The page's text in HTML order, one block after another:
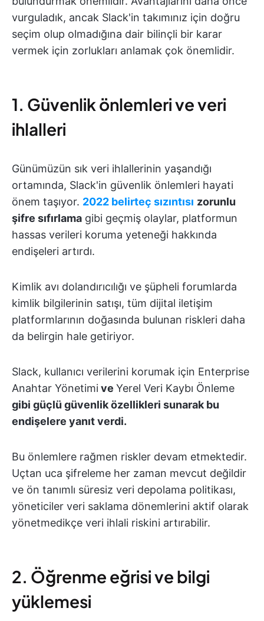
vurguladık, ancak Slack'in takımınız için doğru
seçim olup olmadığına dair bilinçli bir karar
vermek için zorlukları anlamak çok önemlidir.
1. Güvenlik önlemleri ve veri
ihlalleri
Günümüzün sık veri ihlallerinin yaşandığı
ortamında, Slack'in güvenlik önlemleri hayati
önem taşıyor. 2022 belirteç sızıntısı zorunlu
şifre sıfırlama gibi geçmiş olaylar, platformun
hassas verileri koruma yeteneği hakkında
endişeleri artırdı.
Kimlik avı dolandırıcılığı ve şüpheli forumlarda
kimlik bilgilerinin satışı, tüm dijital iletişim
platformlarının doğasında bulunan riskleri daha
da belirgin hale getiriyor.
Slack, kullanıcı verilerini korumak için Enterprise
Anahtar Yönetimi ve Yerel Veri Kaybı Önleme
gibi güçlü güvenlik özellikleri sunarak bu
endişelere yanıt verdi.
Bu önlemlere rağmen riskler devam etmektedir.
Uçtan uca şifreleme her zaman mevcut değildir
ve ön tanımlı süresiz veri depolama politikası,
yöneticiler veri saklama dönemlerini aktif olarak
yönetmedikçe veri ihlali riskini artırabilir.
2. Öğrenme eğrisi ve bilgi
yüklemesi